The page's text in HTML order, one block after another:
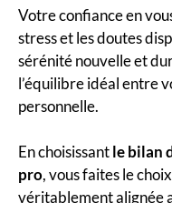
Votre confiance en
stress et les doutes
sérénité nouvelle et
l’équilibre idéal entre
personnelle.
En choisissantle bilan
pro, vous faites le
véritablement alignée